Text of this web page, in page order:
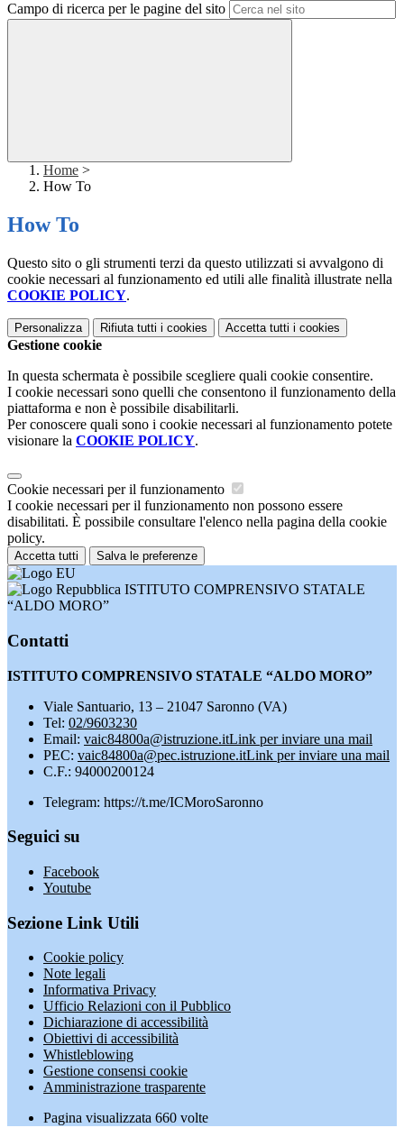
Campo di ricerca per le pagine del sito
Home >
How To
How To
Questo sito o gli strumenti terzi da questo utilizzati si avvalgono di
cookie necessari al funzionamento ed utili alle finalità illustrate nella
COOKIE POLICY.
Personalizza Rifiuta tutti i cookies Accetta tutti i cookies
Gestione cookie
In questa schermata è possibile scegliere quali cookie consentire.
I cookie necessari sono quelli che consentono il funzionamento della
piattaforma e non è possibile disabilitarli.
Per conoscere quali sono i cookie necessari al funzionamento potete
visionare la COOKIE POLICY.
Cookie necessari per il funzionamento
I cookie necessari per il funzionamento non possono essere
disabilitati. È possibile consultare l'elenco nella pagina della cookie
policy.
Accetta tutti Salva le preferenze
ISTITUTO COMPRENSIVO STATALE
“ALDO MORO”
Contatti
ISTITUTO COMPRENSIVO STATALE “ALDO MORO”
Viale Santuario, 13 – 21047 Saronno (VA)
Tel: 02/9603230
Email: vaic84800a@istruzione.itLink per inviare una mail
PEC: vaic84800a@pec.istruzione.itLink per inviare una mail
C.F.: 94000200124
Telegram: https://t.me/ICMoroSaronno
Seguici su
Facebook
Youtube
Sezione Link Utili
Cookie policy
Note legali
Informativa Privacy
Ufficio Relazioni con il Pubblico
Dichiarazione di accessibilità
Obiettivi di accessibilità
Whistleblowing
Gestione consensi cookie
Amministrazione trasparente
Pagina visualizzata 660 volte